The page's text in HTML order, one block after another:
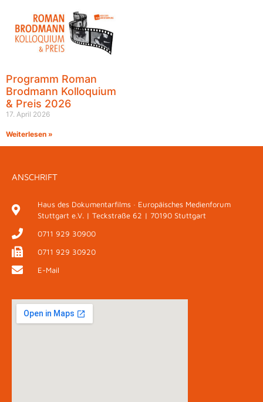
Programm Roman
Brodmann Kolloquium
& Preis 2026
17. April 2026
Weiterlesen »
ANSCHRIFT
Haus des Dokumentarfilms · Europäisches Medienforum
Stuttgart e.V. | Teckstraße 62 | 70190 Stuttgart
0711 929 30900
0711 929 30920
E-Mail